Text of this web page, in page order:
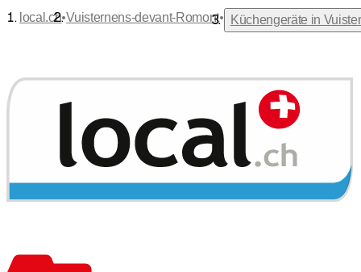
local.ch•Vuisternens-devant-Romont• Küchengeräte in